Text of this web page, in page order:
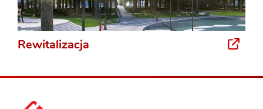
Rewitalizacja